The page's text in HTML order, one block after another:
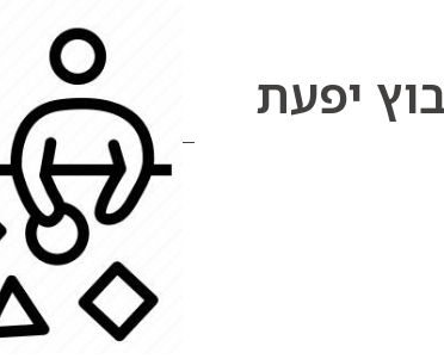
פתוח היום: 9:30-13:00